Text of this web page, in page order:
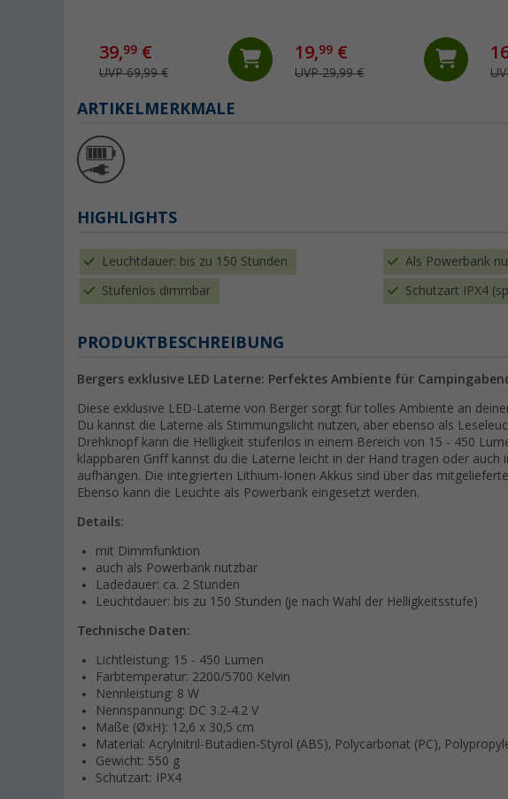
39,99 €
UVP 69,99 €
19,99 €
UVP 29,99 €
ARTIKELMERKMALE
HIGHLIGHTS
Leuchtdauer: bis zu 150 Stunden Als Powerbank
Stufenlos dimmbar Schutzart IPX4
PRODUKTBESCHREIBUNG
Bergers exklusive LED Laterne: Perfektes Ambiente für
Diese exklusive LED-Laterne von Berger sorgt für tolles Ambiente an
Du kannst die Laterne als Stimmungslicht nutzen, aber ebenso als
Drehknopf kann die Helligkeit stufenlos in einem Bereich von 15 - 450
klappbaren Griff kannst du die Laterne leicht in der Hand tragen oder auch
aufhängen. Die integrierten Lithium-Ionen Akkus sind über das
Ebenso kann die Leuchte als Powerbank eingesetzt werden.
Details:
mit Dimmfunktion
auch als Powerbank nutzbar
Ladedauer: ca. 2 Stunden
Leuchtdauer: bis zu 150 Stunden (je nach Wahl der Helligkeitsstufe)
Technische Daten:
Lichtleistung: 15 - 450 Lumen
Farbtemperatur: 2200/5700 Kelvin
Nennleistung: 8 W
Nennspannung: DC 3.2-4.2 V
Maße (ØxH): 12,6 x 30,5 cm
Material: Acrylnitril-Butadien-Styrol (ABS), Polycarbonat (PC),
Gewicht: 550 g
Schutzart: IPX4